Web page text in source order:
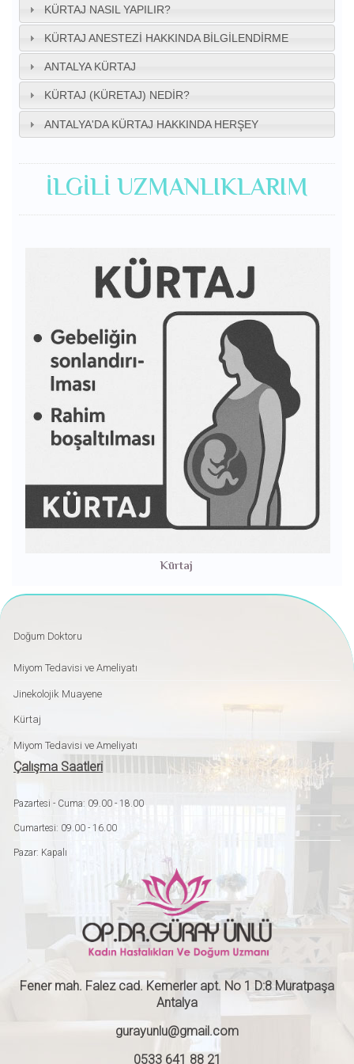
KÜRTAJ NASIL YAPILIR?
KÜRTAJ ANESTEZI HAKKINDA BILGILENDIRME
ANTALYA KÜRTAJ
KÜRTAJ (KÜRETAJ) NEDIR?
ANTALYA'DA KÜRTAJ HAKKINDA HERŞEY
İLGILI UZMANLIKLARIM
Kürtaj
Doğum Doktoru
Miyom Tedavisi ve Ameliyatı
Jinekolojik Muayene
Kürtaj
Miyom Tedavisi ve Ameliyatı
Çalışma Saatleri
Pazartesi - Cuma: 09.00 - 18.00
Cumartesi: 09.00 - 16.00
Pazar: Kapalı
Fener mah. Falez cad. Kemerler apt. No 1 D:8 Muratpaşa
Antalya
gurayunlu@gmail.com
0533 641 88 21